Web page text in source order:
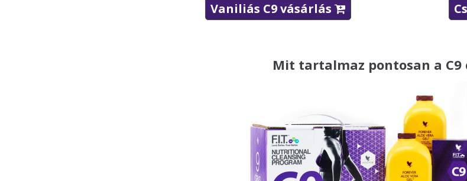
Vaniliás C9 vásárlás 
Mit tartalmaz pontosan a C9